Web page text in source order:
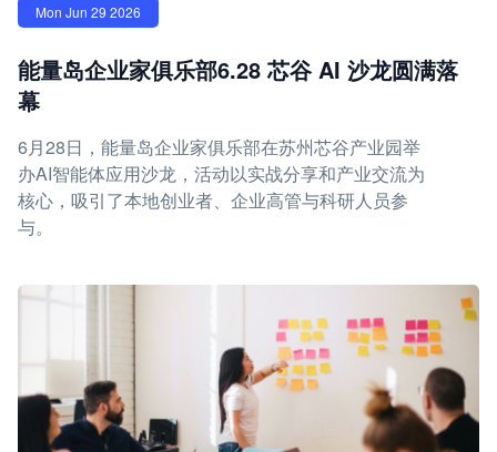
Mon Jun 29 2026
能量岛企业家俱乐部6.28 芯谷 AI 沙龙圆满落
幕
6月28日，能量岛企业家俱乐部在苏州芯谷产业园举
办AI智能体应用沙龙，活动以实战分享和产业交流为
核心，吸引了本地创业者、企业高管与科研人员参
与。